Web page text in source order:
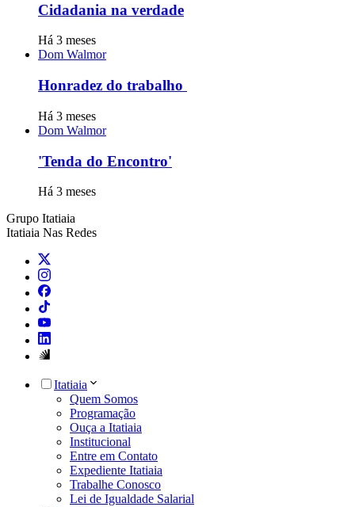
Cidadania na verdade
Há 3 meses
Dom Walmor
Honradez do trabalho
Há 3 meses
Dom Walmor
'Tenda do Encontro'
Há 3 meses
Grupo Itatiaia
Itatiaia Nas Redes
Itatiaia
Quem Somos
Programação
Ouça a Itatiaia
Institucional
Entre em Contato
Expediente Itatiaia
Trabalhe Conosco
Lei de Igualdade Salarial